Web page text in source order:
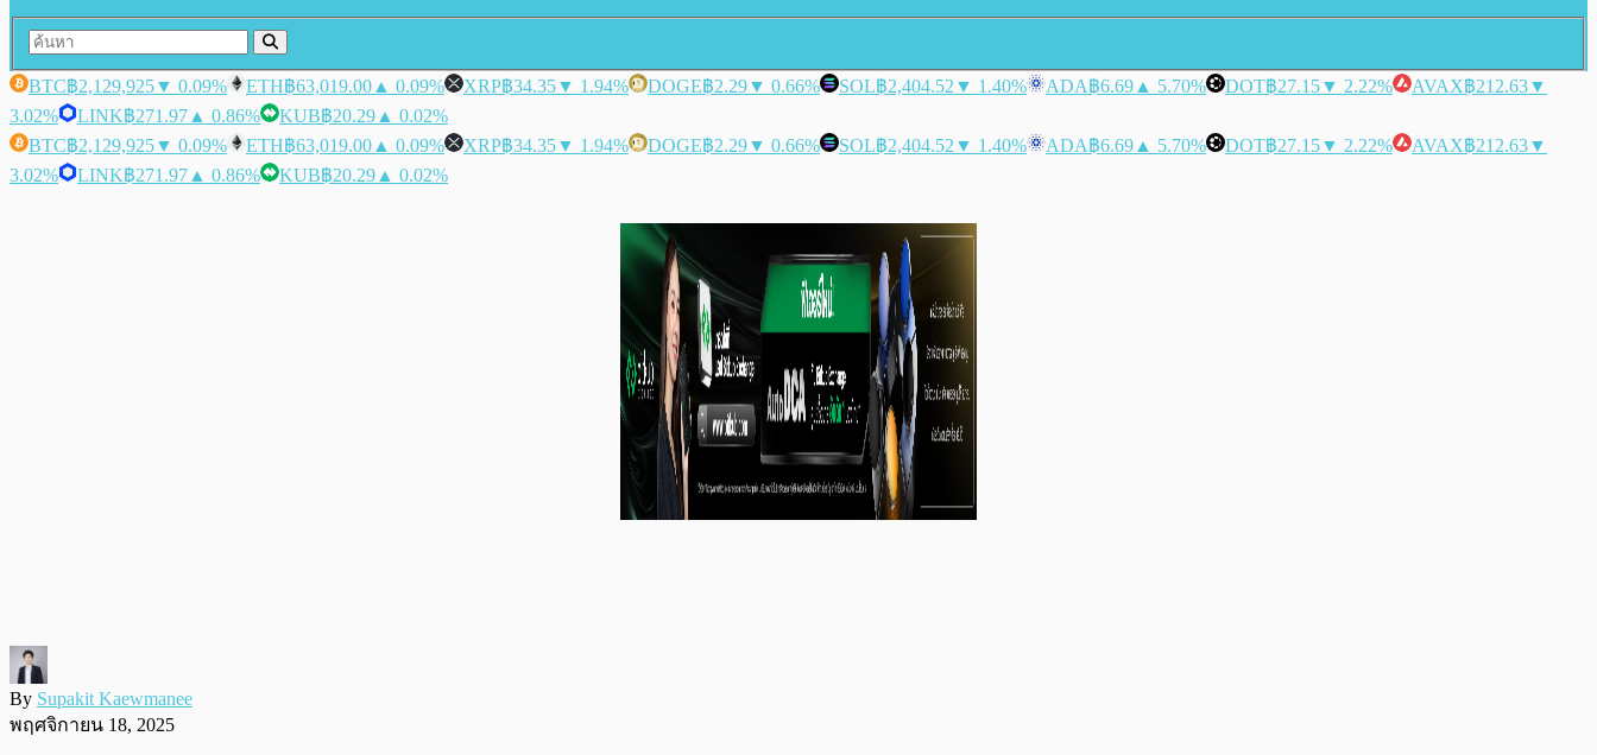
BTC฿2,129,925▼ 0.09% ETH฿63,019.00 ▲ 0.09% XRP฿34.35▼ 1.94% DOGE฿2.29▼ 0.66% SOL฿2,404.52 ▼ 1.40% ADA฿6.69 ▲ 5.70% DOT฿27.15▼ 2.22% AVAX฿212.63▼
3.02%
LINK฿271.97 ▲ 0.86% KUB฿20.29 ▲ 0.02%
BTC฿2,129,925▼ 0.09% ETH฿63,019.00 ▲ 0.09% XRP฿34.35▼ 1.94% DOGE฿2.29▼ 0.66% SOL฿2,404.52 ▼ 1.40% ADA฿6.69 ▲ 5.70% DOT฿27.15▼ 2.22% AVAX฿212.63▼
3.02%
LINK฿271.97 ▲ 0.86% KUB฿20.29 ▲ 0.02%
By Supakit Kaewmanee
พฤศจิกายน 18, 2025